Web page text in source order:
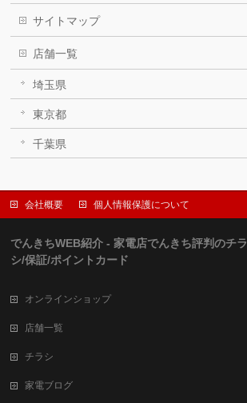
サイトマップ
店舗一覧
埼玉県
東京都
千葉県
会社概要 個人情報保護について
でんきちWEB紹介 - 家電店でんきち評判のチラ
シ/保証/ポイントカード
オンラインショップ
店舗一覧
チラシ
家電ブログ